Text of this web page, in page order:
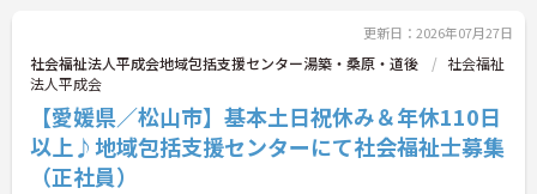
更新日：2026年07月27日
社会福祉法人平成会地域包括支援センター湯築・桑原・道後
社会福祉
法人平成会
【愛媛県／松山市】基本土日祝休み＆年休110日
以上♪地域包括支援センターにて社会福祉士募集
（正社員）